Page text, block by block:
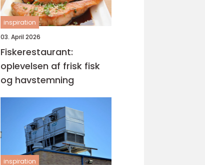
inspiration
03. April 2026
Fiskerestaurant:
oplevelsen af frisk fisk
og havstemning
inspiration